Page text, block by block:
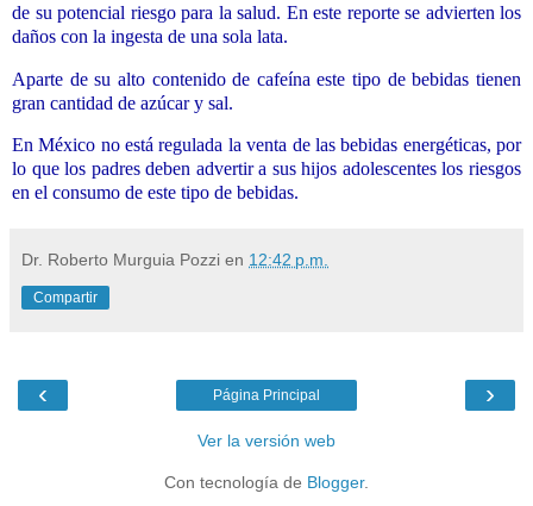
de su potencial riesgo para la salud. En este reporte se advierten los
daños con la ingesta de una sola lata.
Aparte de su alto contenido de cafeína este tipo de bebidas tienen
gran cantidad de azúcar y sal.
En México no está regulada la venta de las bebidas energéticas, por
lo que los padres deben advertir a sus hijos adolescentes los riesgos
en el consumo de este tipo de bebidas.
Dr. Roberto Murguia Pozzi en 12:42 p.m.
Compartir
‹ ›
Página Principal
Ver la versión web
Con tecnología de Blogger.